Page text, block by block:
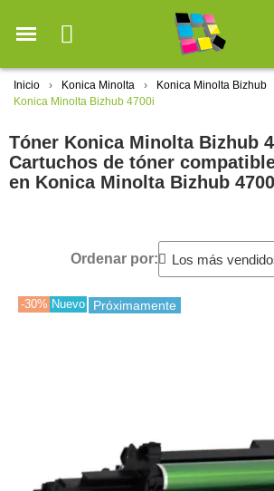
Inicio Konica Minolta
Konica Minolta Bizhub
Konica Minolta Bizhub 4700i
Tóner Konica Minolta Bizhub
Cartuchos de tóner
en Konica Minolta Bizhub
Ordenar por:
-30% Nuevo Próximamente